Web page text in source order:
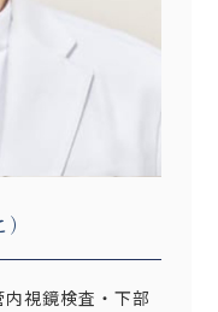
視鏡検査・下部